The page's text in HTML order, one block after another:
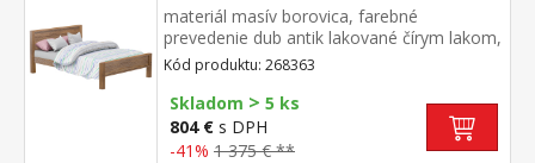
materiál masív borovica, farebné
prevedenie dub antik lakované čírym lakom,
vlis drevenej štruktúry cena bez roštu a
matraca odporúčaný rozmer matraca 180 ×
200 cm alebo 2 kusy 90 × 200 cm a rošt R4
alebo 2 kusy R1 súčasť zostavy EL
DORADO
Kód produktu: 268363
Skladom > 5 ks
804 € s DPH
-41% 1 375 € **